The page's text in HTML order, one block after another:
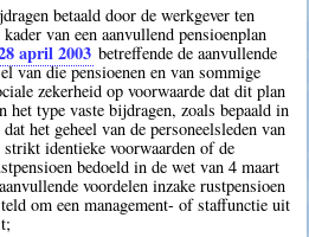
betaald door de werkgever ten
van een aanvullend pensioenplan
april 2003 betreffende de aanvullende
van die pensioenen en van sommige
zekerheid op voorwaarde dat dit plan
het type vaste bijdragen, zoals bepaald in
het geheel van de personeelsleden van
identieke voorwaarden of de
bedoeld in de wet van 4 maart
voordelen inzake rustpensioen
om een management- of staffunctie uit